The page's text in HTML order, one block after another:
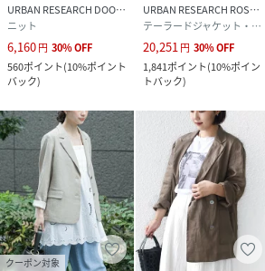
URBAN RESEARCH DOORS
ニット
6,160円 30%OFF
560ポイント(10%ポイント
バック)
URBAN RESEARCH ROSSO
テーラードジャケット・ブレザー
20,251 円 30%OFF
1,841ポイント(10%ポイン
トバック)
クーポン対象